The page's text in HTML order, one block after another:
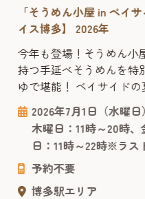
屋 in ベイサイド」開催中
年
そうめん小屋 in ベイサイド
うめんを特別なこだわり
イサイドの夏の名物イベ
めん小屋」が今年も登場
ンで、300年の歴史を持つ
格的な流しそうめん体験
的な空間が人気の海側屋外
。...
1日（水曜日）～8月30日
時～20時、金曜日・土曜
～22時※ラストオーダーは
リア